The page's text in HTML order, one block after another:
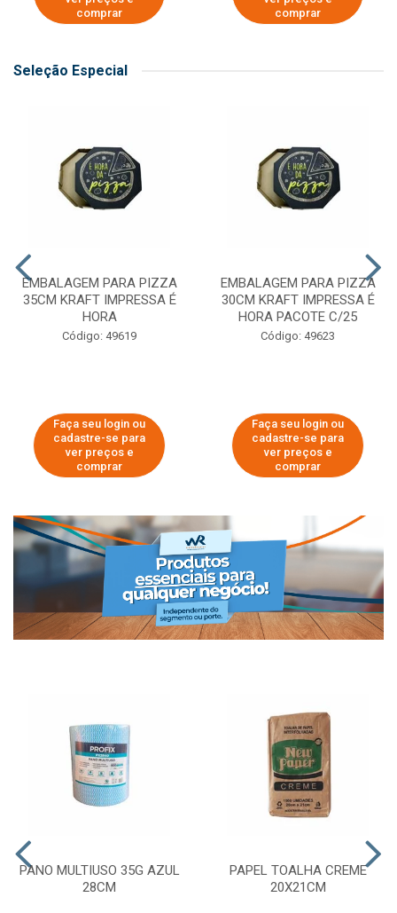
comprar
comprar
Seleção Especial
EMBALAGEM PARA PIZZA
35CM KRAFT IMPRESSA É
HORA
Código: 49619
Faça seu login ou
cadastre-se para
ver preços e
comprar
EMBALAGEM PARA PIZZA
30CM KRAFT IMPRESSA É
HORA PACOTE C/25
Código: 49623
Faça seu login ou
cadastre-se para
ver preços e
comprar
PANO MULTIUSO 35G AZUL
28CM
PAPEL TOALHA CREME
20X21CM